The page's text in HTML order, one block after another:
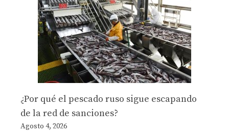
¿Por qué el pescado ruso sigue escapando
de la red de sanciones?
Agosto 4, 2026